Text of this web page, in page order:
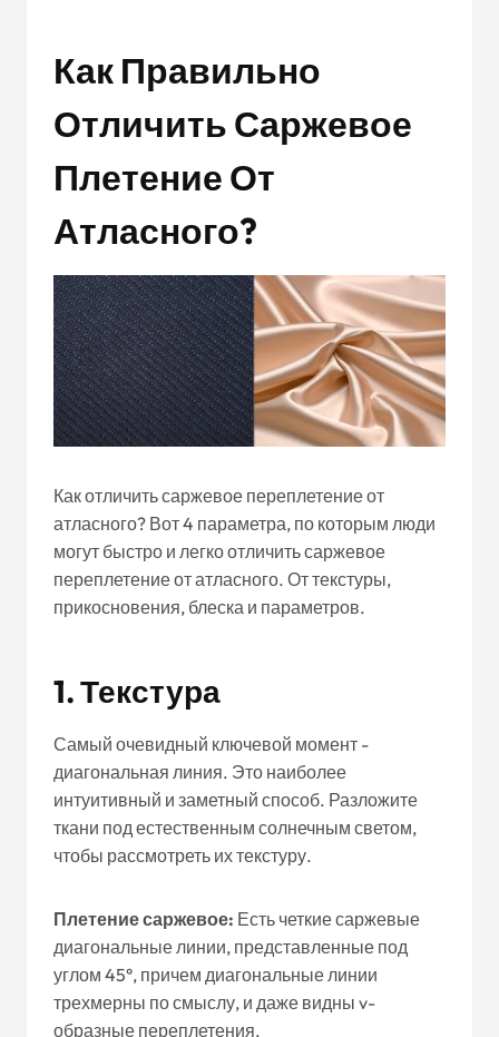
Как Правильно
Отличить Саржевое
Плетение От
Атласного?
Как отличить саржевое переплетение от
атласного? Вот 4 параметра, по которым люди
могут быстро и легко отличить саржевое
переплетение от атласного. От текстуры,
прикосновения, блеска и параметров.
1.Текстура
Самый очевидный ключевой момент -
диагональная линия. Это наиболее
интуитивный и заметный способ. Разложите
ткани под естественным солнечным светом,
чтобы рассмотреть их текстуру.
Плетение саржевое: Есть четкие саржевые
диагональные линии, представленные под
углом 45°, причем диагональные линии
трехмерны по смыслу, и даже видны v-
образные переплетения.